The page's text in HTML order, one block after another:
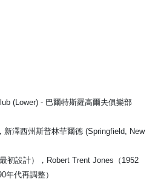
(Lower) - 巴爾特斯羅高爾夫俱樂部
新澤西州斯普林菲爾德 (Springfield, New
初設計），Robert Trent Jones（1952
年代再調整）